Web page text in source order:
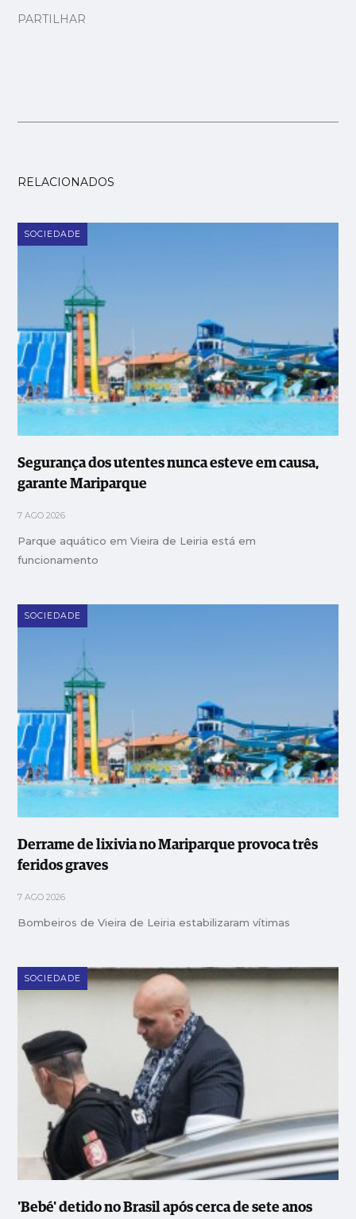
PARTILHAR
RELACIONADOS
SOCIEDADE
Segurança dos utentes nunca esteve em causa,
garante Mariparque
7 AGO 2026
Parque aquático em Vieira de Leiria está em
funcionamento
SOCIEDADE
Derrame de lixivia no Mariparque provoca três
feridos graves
7 AGO 2026
Bombeiros de Vieira de Leiria estabilizaram vítimas
SOCIEDADE
'Bebé' detido no Brasil após cerca de sete anos